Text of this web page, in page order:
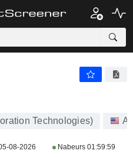
Technologies)
08-2026 Nabeurs 01:59:59